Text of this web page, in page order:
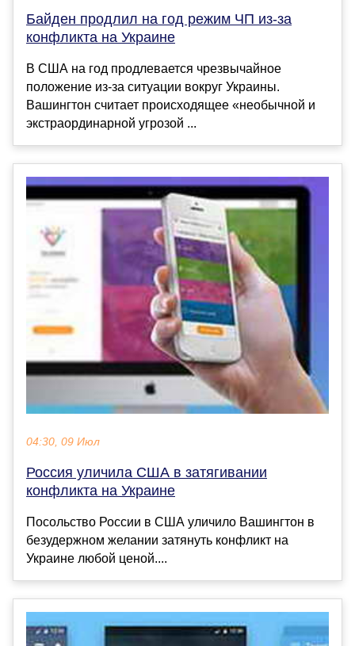
Байден продлил на год режим ЧП из-за
конфликта на Украине
В США на год продлевается чрезвычайное
положение из-за ситуации вокруг Украины.
Вашингтон считает происходящее «необычной и
экстраординарной угрозой ...
04:30, 09 Июл
Россия уличила США в затягивании
конфликта на Украине
Посольство России в США уличило Вашингтон в
безудержном желании затянуть конфликт на
Украине любой ценой....